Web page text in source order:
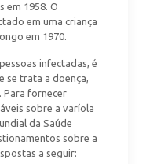
em 1958. O
em uma criança
em 1970.
infectadas, é
se trata a doença,
Para fornecer
sobre a varíola
da Saúde
sobre a
a seguir: